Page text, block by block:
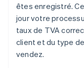
êtes enregistré.
jour votre
taux de TVA
client et du type
vendez.